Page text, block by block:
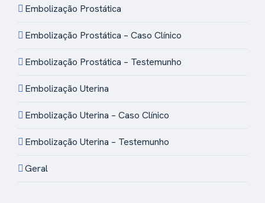
Embolização Prostática
Embolização Prostática – Caso Clínico
Embolização Prostática – Testemunho
Embolização Uterina
Embolização Uterina – Caso Clínico
Embolização Uterina – Testemunho
Geral